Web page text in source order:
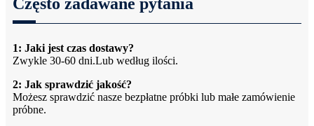
1: Jaki jest czas dostawy?
Zwykle 30-60 dni.Lub według ilości.
2: Jak sprawdzić jakość?
Możesz sprawdzić nasze bezpłatne próbki lub małe zamówienie
próbne.